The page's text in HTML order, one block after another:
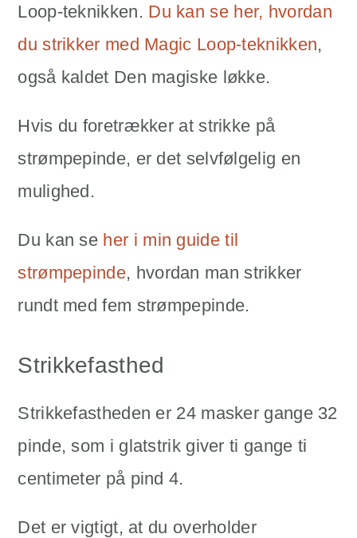
Loop-teknikken. Du kan se her, hvordan
du strikker med Magic Loop-teknikken,
også kaldet Den magiske løkke.
Hvis du foretrækker at strikke på
strømpepinde, er det selvfølgelig en
mulighed.
Du kan se her i min guide til
strømpepinde, hvordan man strikker
rundt med fem strømpepinde.
Strikkefasthed
Strikkefastheden er 24 masker gange 32
pinde, som i glatstrik giver ti gange ti
centimeter på pind 4.
Det er vigtigt, at du overholder